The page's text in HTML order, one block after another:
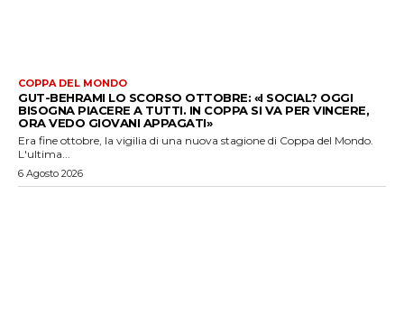
COPPA DEL MONDO
GUT-BEHRAMI LO SCORSO OTTOBRE: «I SOCIAL? OGGI
BISOGNA PIACERE A TUTTI. IN COPPA SI VA PER VINCERE,
ORA VEDO GIOVANI APPAGATI»
Era fine ottobre, la vigilia di una nuova stagione di Coppa del Mondo.
L'ultima...
6 Agosto 2026